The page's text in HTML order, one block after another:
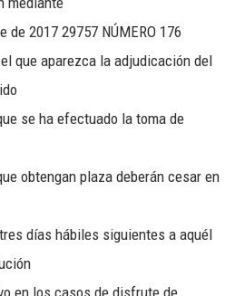
2017 29757 NÚMERO 176
que aparezca la adjudicación del
se ha efectuado la toma de
obtengan plaza deberán cesar en
días hábiles siguientes a aquél
en los casos de disfrute de